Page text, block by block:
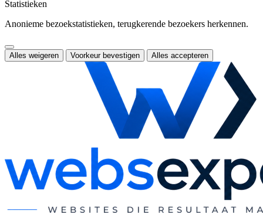
Statistieken
Anonieme bezoekstatistieken, terugkerende bezoekers herkennen.
Alles weigeren Voorkeur bevestigen Alles accepteren